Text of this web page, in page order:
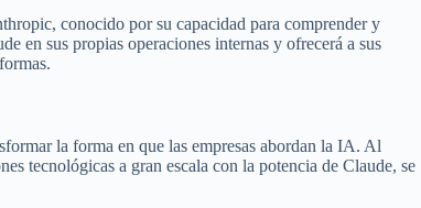
conocido por su capacidad para comprender y
en sus propias operaciones internas y ofrecerá a sus
la forma en que las empresas abordan la IA. Al
tecnológicas a gran escala con la potencia de Claude, se